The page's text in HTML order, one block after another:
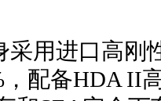
采用进口高刚
，配备HDA II